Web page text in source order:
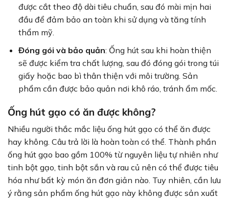
được cắt theo độ dài tiêu chuẩn, sau đó mài mịn hai
đầu để đảm bảo an toàn khi sử dụng và tăng tính
thẩm mỹ.
Đóng gói và bảo quản: Ống hút sau khi hoàn thiện
sẽ được kiểm tra chất lượng, sau đó đóng gói trong túi
giấy hoặc bao bì thân thiện với môi trường. Sản
phẩm cần được bảo quản nơi khô ráo, tránh ẩm mốc.
Ống hút gạo có ăn được không?
Nhiều người thắc mắc liệu ống hút gạo có thể ăn được
hay không. Câu trả lời là hoàn toàn có thể. Thành phần
ống hút gạo bao gồm 100% từ nguyên liệu tự nhiên như
tinh bột gạo, tinh bột sắn và rau củ nên có thể được tiêu
hóa như bất kỳ món ăn đơn giản nào. Tuy nhiên, cần lưu
ý rằng sản phẩm ống hút gạo này không được sản xuất